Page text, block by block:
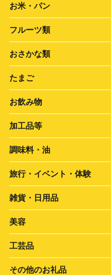
お米・パン
フルーツ類
おさかな類
たまご
お飲み物
加工品等
調味料・油
旅行・イベント・体験
雑貨・日用品
美容
工芸品
その他のお礼品